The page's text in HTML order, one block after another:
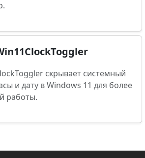
скрывает системный
и дату в Windows 11 для более
работы.